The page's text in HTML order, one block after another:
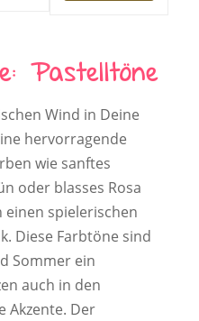
Pastelltöne
Wind in Deine
hervorragende
wie sanftes
oder blasses Rosa
einen spielerischen
Diese Farbtöne sind
Sommer ein
auch in den
Akzente. Der